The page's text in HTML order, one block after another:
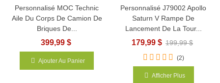
Personnalisé MOC Technic
Aile Du Corps De Camion De
Briques De...
399,99 $
Ajouter Au Panier
Personnalisé J79002 Apollo
Saturn V Rampe De
Lancement De La Tour...
179,99 $ 199,99 $
(2)
Afficher Plus